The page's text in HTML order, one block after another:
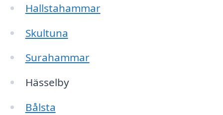
Hallstahammar
Skultuna
Surahammar
Hässelby
Bålsta